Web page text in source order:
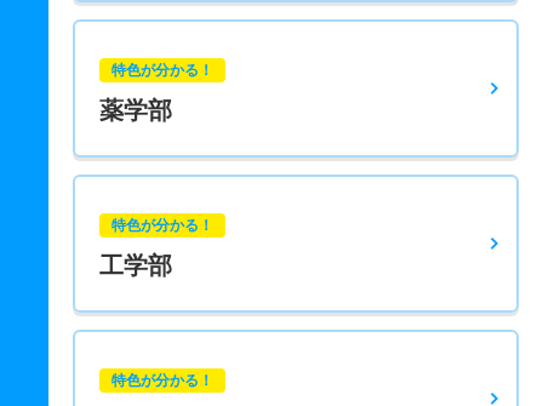
特色が分かる！
薬学部
特色が分かる！
工学部
特色が分かる！